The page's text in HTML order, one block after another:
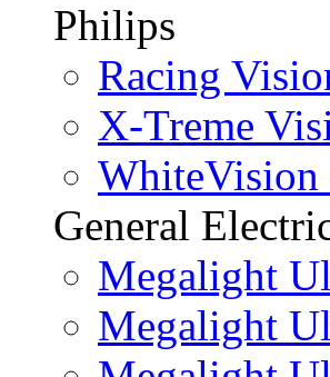
Philips
Racing
X-Treme
WhiteVision
General
Megalight
Megalight